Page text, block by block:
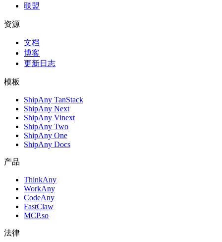
联盟
资源
文档
博客
更新日志
模板
ShipAny TanStack
ShipAny Next
ShipAny Vinext
ShipAny Two
ShipAny One
ShipAny Docs
产品
ThinkAny
WorkAny
CodeAny
FastClaw
MCP.so
法律